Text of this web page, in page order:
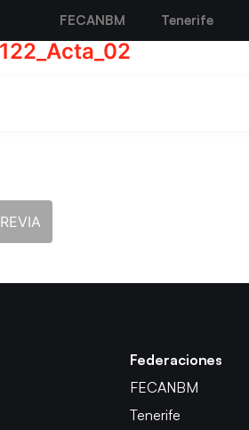
FECANBM Tenerife
Federaciones
FECANBM
Tenerife